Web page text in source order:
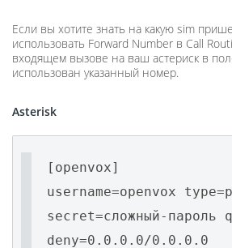
Если вы хотите знать на какую sim
использовать Forward Number в Call
входящем вызове на ваш астериск в
использован указанный номер.
Asterisk
[openvox]
username=openvox
secret=сложный-пароль
deny=0.0.0.0/0.0.0.0